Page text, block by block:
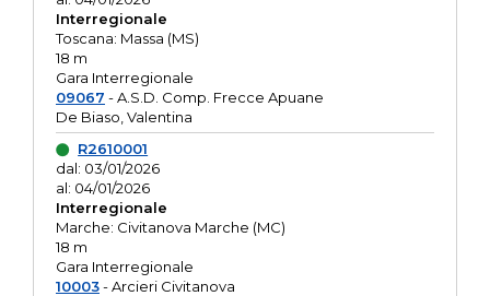
Interregionale
Toscana: Massa (MS)
18 m
Gara Interregionale
09067 - A.S.D. Comp. Frecce Apuane
De Biaso, Valentina
R2610001
dal: 03/01/2026
al: 04/01/2026
Interregionale
Marche: Civitanova Marche (MC)
18 m
Gara Interregionale
10003- Arcieri Civitanova